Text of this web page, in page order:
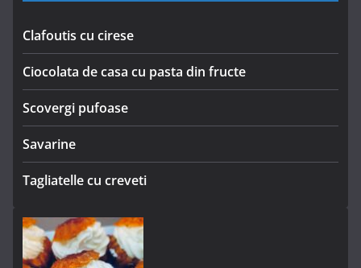
Clafoutis cu cirese
Ciocolata de casa cu pasta din fructe
Scovergi pufoase
Savarine
Tagliatelle cu creveti